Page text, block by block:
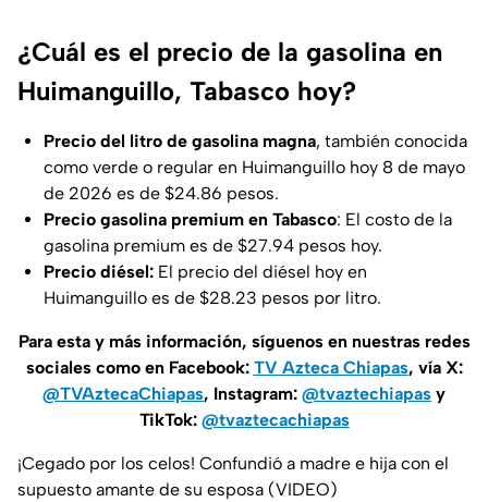
¿Cuál es el precio de la gasolina en
Huimanguillo, Tabasco hoy?
Precio del litro de gasolina magna, también conocida
como verde o regular en Huimanguillo hoy 8 de mayo
de 2026 es de $24.86 pesos.
Precio gasolina premium en Tabasco: El costo de la
gasolina premium es de $27.94 pesos hoy.
Precio diésel: El precio del diésel hoy en
Huimanguillo es de $28.23 pesos por litro.
Para esta y más información, síguenos en nuestras redes
sociales como en Facebook: TV Azteca Chiapas, vía X:
@TVAztecaChiapas, Instagram: @tvaztechiapas y
TikTok: @tvaztecachiapas
¡Cegado por los celos! Confundió a madre e hija con el
supuesto amante de su esposa (VIDEO)